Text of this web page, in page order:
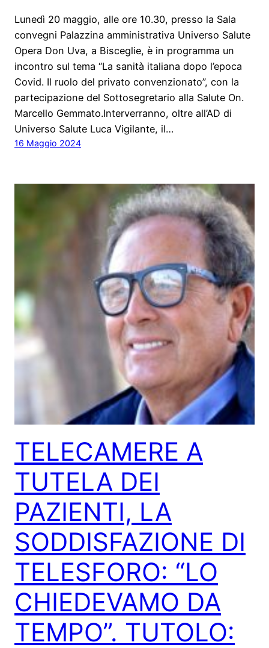
Lunedì 20 maggio, alle ore 10.30, presso la Sala
convegni Palazzina amministrativa Universo Salute
Opera Don Uva, a Bisceglie, è in programma un
incontro sul tema “La sanità italiana dopo l’epoca
Covid. Il ruolo del privato convenzionato”, con la
partecipazione del Sottosegretario alla Salute On.
Marcello Gemmato.Interverranno, oltre all’AD di
Universo Salute Luca Vigilante, il…
16 Maggio 2024
TELECAMERE A
TUTELA DEI
PAZIENTI, LA
SODDISFAZIONE DI
TELESFORO: “LO
CHIEDEVAMO DA
TEMPO”. TUTOLO: